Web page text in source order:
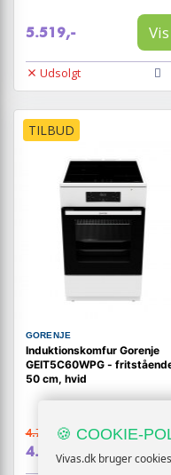
5.519,- Vis
Udsolgt
TILBUD
GORENJE
Induktionskomfur Gorenje
GEIT5C60WPG -
50 cm, hvid
4.719,-
4.619,- Vis
🍪 COOKIE-
Vivas.dk bruger